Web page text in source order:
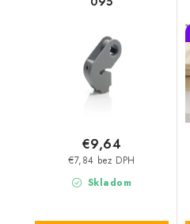
Skladom
€7,84 bez DPH
€9,64